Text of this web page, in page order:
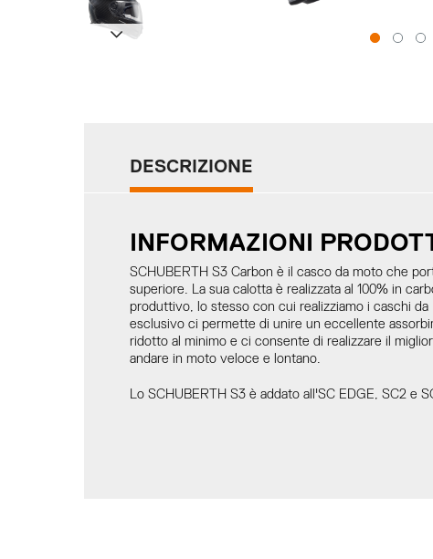
DESCRIZIONE
INFORMAZIONI
SCHUBERTH S3 Carbon è il casco da moto che
superiore. La sua calotta è realizzata al 100% in
produttivo, lo stesso con cui realizziamo i caschi da
esclusivo ci permette di unire un eccellente
ridotto al minimo e ci consente di realizzare il
andare in moto veloce e lontano.
Lo SCHUBERTH S3 è addato all'SC EDGE, SC2 e